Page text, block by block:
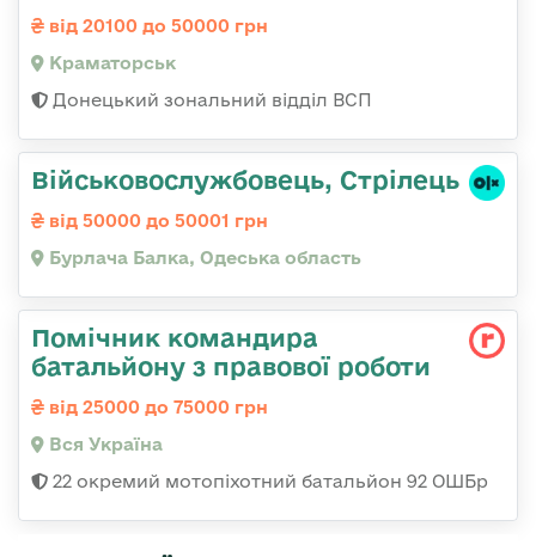
від 20100 до 50000 грн
Краматорськ
Донецький зональний відділ ВСП
Військовослужбовець, Стрілець
від 50000 до 50001 грн
Бурлача Балка, Одеська область
Помічник командира
батальйону з правової роботи
від 25000 до 75000 грн
Вся Україна
22 окремий мотопіхотний батальйон 92 ОШБр